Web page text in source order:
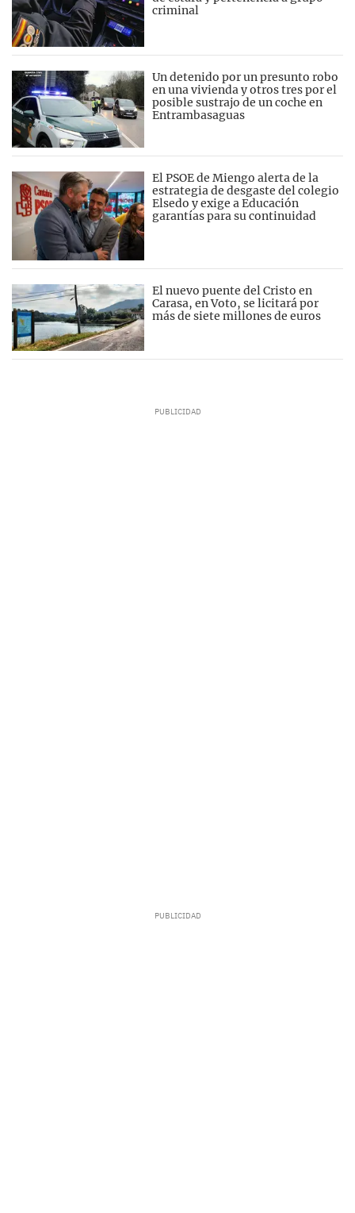
criminal
Un detenido por un presunto robo
en una vivienda y otros tres por el
posible sustrajo de un coche en
Entrambasaguas
El PSOE de Miengo alerta de la
estrategia de desgaste del colegio
Elsedo y exige a Educación
garantías para su continuidad
El nuevo puente del Cristo en
Carasa, en Voto, se licitará por
más de siete millones de euros